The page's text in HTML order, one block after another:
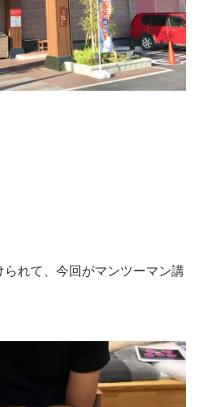
れて、今回がマンツーマン講